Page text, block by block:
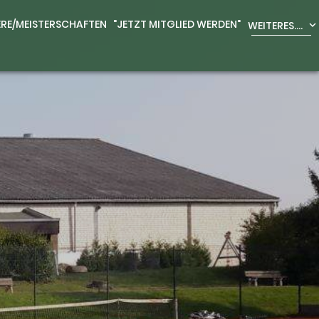
MEISTERSCHAFTEN "JETZT MITGLIED WERDEN" WEITERES.... expand_more